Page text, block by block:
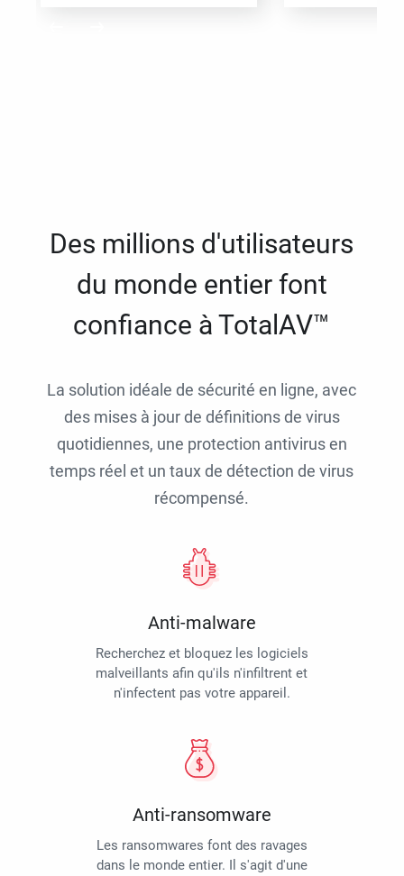
Des millions d'utilisateurs
du monde entier font
confiance à TotalAV™
La solution idéale de sécurité en ligne, avec
des mises à jour de définitions de virus
quotidiennes, une protection antivirus en
temps réel et un taux de détection de virus
récompensé.
Anti-malware
Recherchez et bloquez les logiciels
malveillants afin qu'ils n'infiltrent et
n'infectent pas votre appareil.
Anti-ransomware
Les ransomwares font des ravages
dans le monde entier. Il s'agit d'une